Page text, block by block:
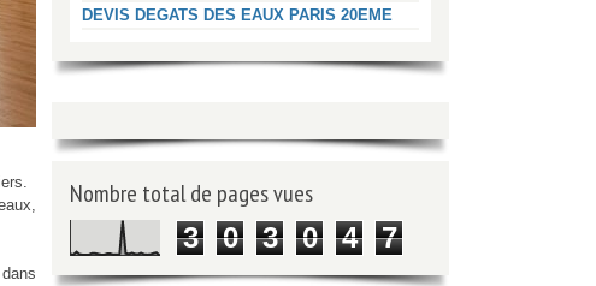
DEVIS DEGATS DES EAUX PARIS 20EME
Nombre total de pages vues
3 0 3 0 4 7